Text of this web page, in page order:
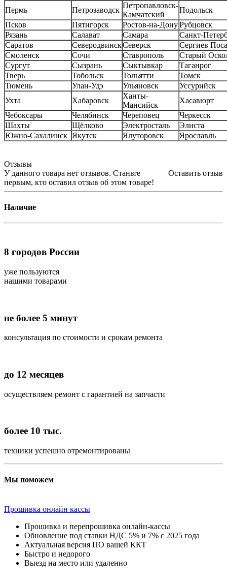
Пермь Петрозаводск
Петропавловск-
Камчатский
Подольск
Псков
Пятигорск Ростов-на-ДонуРубцовск
Рязань
Салават Самара
Санкт-
Саратов
СеверодвинскСеверск
Сергиев
Смоленск
Сочи Ставрополь
Старый
Сургут
Сызрань Сыктывкар
Таганрог
Тверь
Тобольск Тольятти
Томск
Тюмень
Улан-Удэ Ульяновск
Уссурийск
Ухта
Хабаровск
Ханты-
Мансийск
Хасавюрт
Чебоксары
Челябинск Череповец
Черкесск
Шахты
Щёлково Электросталь
Элиста
Южно-Сахалинск Якутск Ялуторовск Ярославль
Отзывы
Оставить отзыв
У данного товара нет отзывов. Станьте
первым, кто оставил отзыв об этом товаре!
Наличие
8 городов России
уже пользуются
нашими товарами
не более 5 минут
консультация по стоимости и срокам ремонта
до 12 месяцев
осуществляем ремонт с гарантией на запчасти
более 10 тыс.
техники успешно отремонтированы
Мы поможем
Прошивка онлайн кассы
Прошивка и перепрошивка онлайн-кассы
Обновление под ставки НДС 5% и 7% с 2025 года
Актуальная версия ПО вашей ККТ
Быстро и недорого
Выезд на место или удаленно